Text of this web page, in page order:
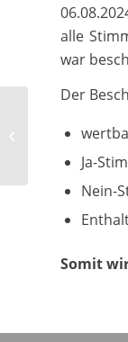
alle
war
Der
Ja-
Nein-
Somit
Neue LEADER-